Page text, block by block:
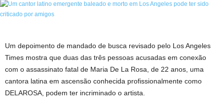
Um depoimento de mandado de busca revisado pelo Los Angeles
Times mostra que duas das três pessoas acusadas em conexão
com o assassinato fatal de Maria De La Rosa, de 22 anos, uma
cantora latina em ascensão conhecida profissionalmente como
DELAROSA, podem ter incriminado o artista.